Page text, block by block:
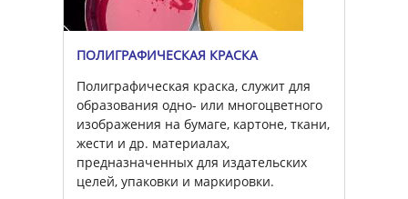
ПОЛИГРАФИЧЕСКАЯ КРАСКА
Полиграфическая краска, служит для
образования одно- или многоцветного
изображения на бумаге, картоне, ткани,
жести и др. материалах,
предназначенных для издательских
целей, упаковки и маркировки.